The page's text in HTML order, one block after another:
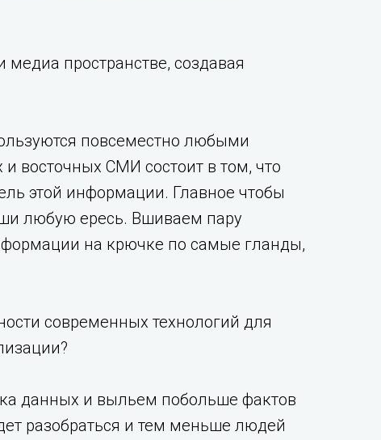
пространстве, создавая
повсеместно любыми
восточных СМИ состоит в том, что
этой информации. Главное чтобы
любую ересь. Вшиваем пару
на крючке по самые гланды,
современных технологий для
данных и выльем побольше фактов
разобраться и тем меньше людей